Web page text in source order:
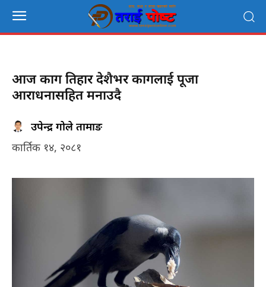
आज काग तिहार देशैभर कागलाई पूजा
आराधनासहित मनाउदै
उपेन्द्र गोले तामाङ
कार्तिक १४, २०८१